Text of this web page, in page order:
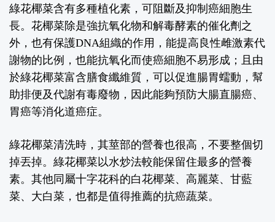
綠花椰菜含有多種植化素，可阻斷及抑制癌細胞生
長。花椰菜除是強抗氧化物和解毒酵素的催化劑之
外，也有保護DNA組織的作用，能提高良性雌激素代
謝物的比例，也能抗氧化而使癌細胞不易形成；且由
於綠花椰菜富含膳食纖維質，可以促進腸胃蠕動，幫
助排便及代謝有毒廢物，因此能夠預防大腸直腸癌、
胃癌等消化道癌症。
綠花椰菜清洗時，其莖部的營養也很高，不要整個切
掉丟掉。綠花椰菜以水炒法較能保留住最多的營養
素。其他同屬十字花科的白花椰菜、高麗菜、甘藍
菜、大白菜，也都是值得推薦的抗癌蔬菜。